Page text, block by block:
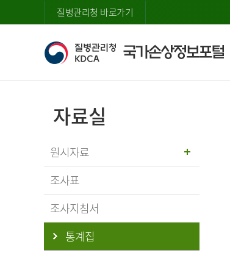
질병관리청 바로가기
자료실
원시자료
조사표
조사지침서
통계집